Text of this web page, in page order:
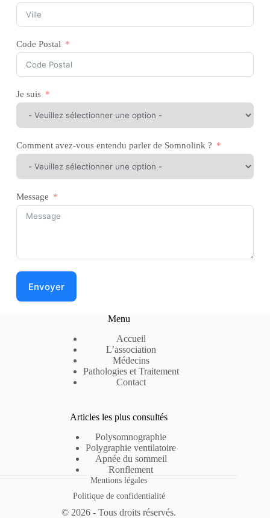
Code Postal
Je suis
Comment avez-vous entendu parler de Somnolink ?
Message
Envoyer
Menu
Accueil
L’association
Médecins
Pathologies et Traitement
Contact
Articles les plus consultés
Polysomnographie
Polygraphie ventilatoire
Apnée du sommeil
Ronflement
Mentions légales
Politique de confidentialité
© 2026 - Tous droits réservés.